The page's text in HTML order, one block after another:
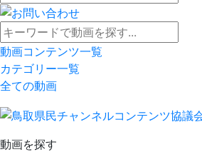
動画コンテンツ一覧
カテゴリー一覧
全ての動画
動画を探す